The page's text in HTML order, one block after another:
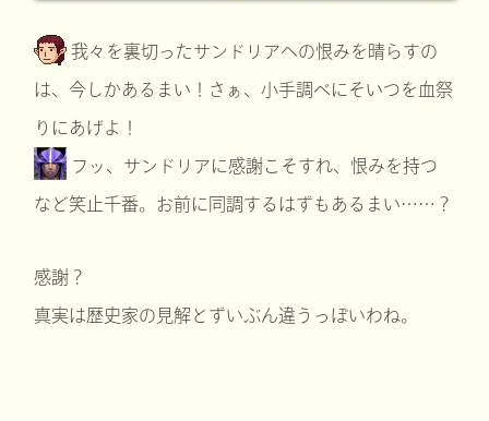
我々を裏切ったサンドリアへの恨みを晴らすの
は、今しかあるまい！さぁ、小手調べにそいつを血祭
りにあげよ！
フッ、サンドリアに感謝こそすれ、恨みを持つ
など笑止千番。お前に同調するはずもあるまい……？
感謝？
真実は歴史家の見解とずいぶん違うっぽいわね。